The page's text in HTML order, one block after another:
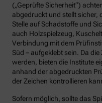
(„Geprüfte Sicherheit“)
abgedruckt und stellt sicher,
Stelle auf Schadstoffe und
auch Holzspielzeug,
Verbindung mit dem
Süd – aufgeklebt sein. Da
werden, bieten die Institute
anhand der abgedruckten
der Zeichen kontrollieren
Sofern möglich, sollte das